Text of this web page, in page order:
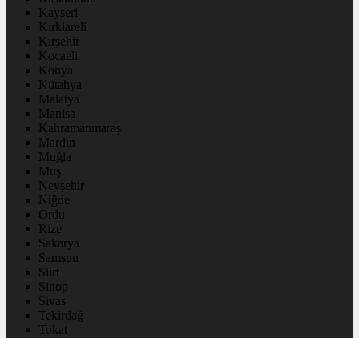
Kayseri
Kırklareli
Kırşehir
Kocaeli
Konya
Kütahya
Malatya
Manisa
Kahramanmaraş
Mardin
Muğla
Muş
Nevşehir
Niğde
Ordu
Rize
Sakarya
Samsun
Siirt
Sinop
Sivas
Tekirdağ
Tokat